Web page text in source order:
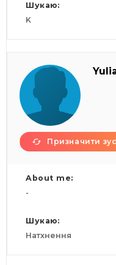
Шукаю:
K
Призначити
About me:
-
Шукаю:
Натхнення